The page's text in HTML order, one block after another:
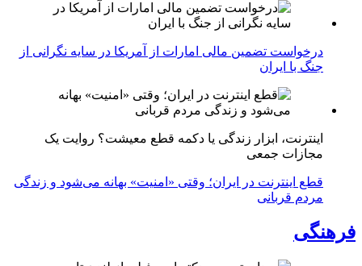
درخواست تضمین مالی امارات از آمریکا در سایه نگرانی از
جنگ با ایران
اینترنت، ابزار زندگی یا دکمه قطع معیشت؟ روایت یک
مجازات جمعی
قطع اینترنت در ایران؛ وقتی «امنیت» بهانه می‌شود و زندگی
مردم قربانی
فرهنگی